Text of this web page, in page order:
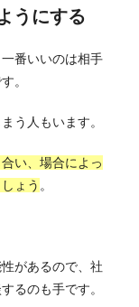
うにする
番いいのは相手
。
う人もいます。
い、場合によっ
ょう 。
があるので、社
るのも手です。